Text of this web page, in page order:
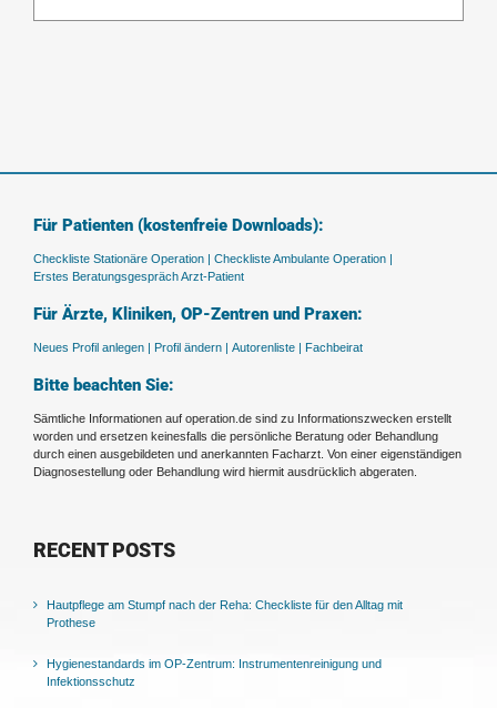
Für Patienten (kostenfreie Downloads):
Checkliste Stationäre Operation | Checkliste Ambulante Operation |
Erstes Beratungsgespräch Arzt-Patient
Für Ärzte, Kliniken, OP-Zentren und Praxen:
Neues Profil anlegen | Profil ändern | Autorenliste | Fachbeirat
Bitte beachten Sie:
Sämtliche Informationen auf operation.de sind zu Informationszwecken erstellt
worden und ersetzen keinesfalls die persönliche Beratung oder Behandlung
durch einen ausgebildeten und anerkannten Facharzt. Von einer eigenständigen
Diagnosestellung oder Behandlung wird hiermit ausdrücklich abgeraten.
RECENT POSTS
Hautpflege am Stumpf nach der Reha: Checkliste für den Alltag mit
Prothese
Hygienestandards im OP-Zentrum: Instrumentenreinigung und
Infektionsschutz